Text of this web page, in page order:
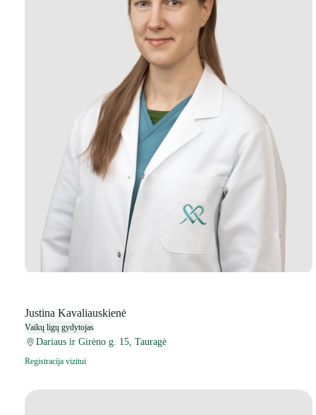
Justina Kavaliauskienė
Vaikų ligų gydytojas
Dariaus ir Girėno g. 15, Tauragė
Registracija vizitui